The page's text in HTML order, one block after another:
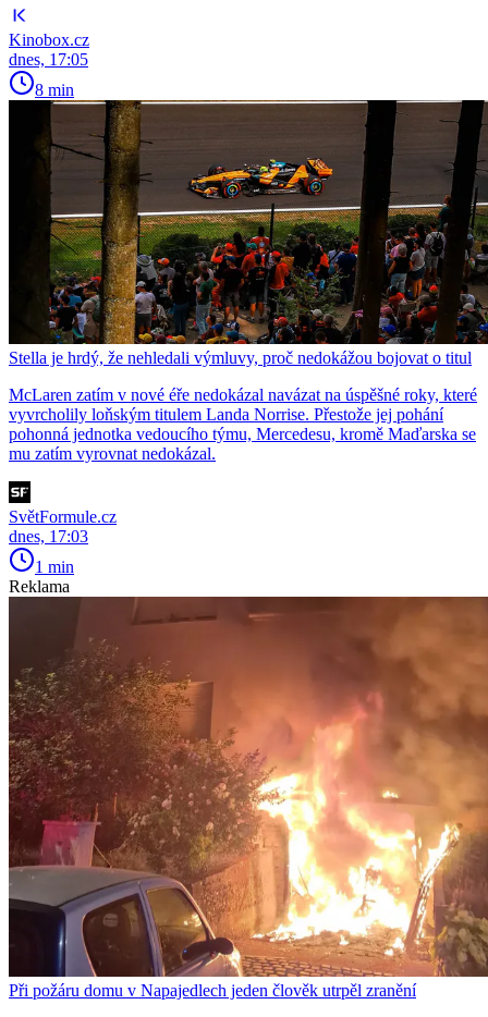
Kinobox.cz
dnes, 17:05
8 min
Stella je hrdý, že nehledali výmluvy, proč nedokážou bojovat o titul
McLaren zatím v nové éře nedokázal navázat na úspěšné roky, které
vyvrcholily loňským titulem Landa Norrise. Přestože jej pohání
pohonná jednotka vedoucího týmu, Mercedesu, kromě Maďarska se
mu zatím vyrovnat nedokázal.
SvětFormule.cz
dnes, 17:03
1 min
Reklama
Při požáru domu v Napajedlech jeden člověk utrpěl zranění